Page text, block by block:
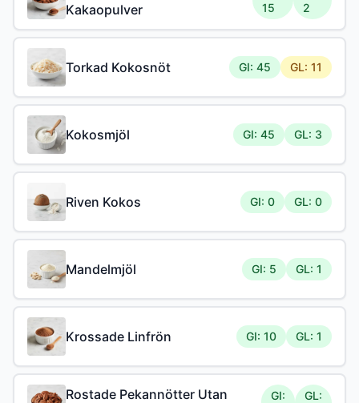
Kakaopulver
15
2
Torkad Kokosnöt GI: 45 GL: 11
Kokosmjöl GI: 45 GL: 3
Riven Kokos GI: 0 GL: 0
Mandelmjöl GI: 5 GL: 1
Krossade Linfrön GI: 10 GL: 1
Rostade Pekannötter Utan
GI:
GL: